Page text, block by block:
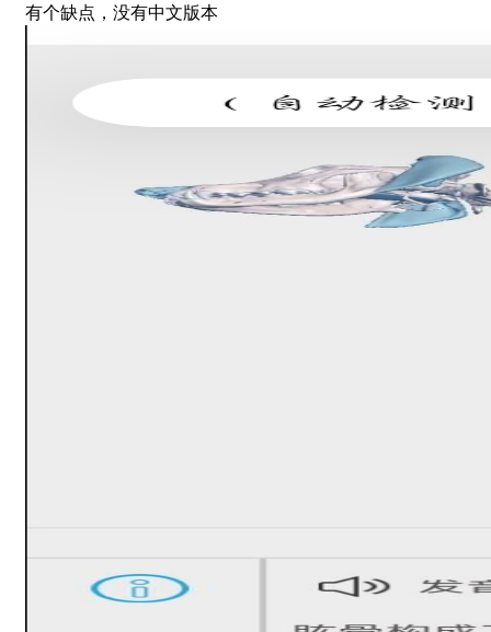
有个缺点，没有中文版本